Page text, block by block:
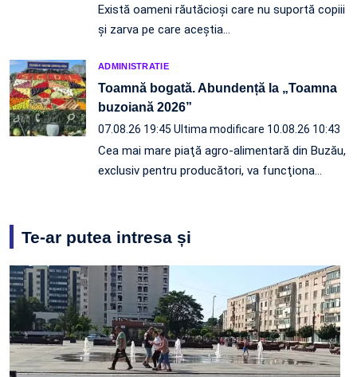
Există oameni răutăcioși care nu suportă copiii
și zarva pe care aceștia…
ADMINISTRATIE
Toamnă bogată. Abundență la „Toamna
buzoiană 2026”
07.08.26 19:45 Ultima modificare 10.08.26 10:43
Cea mai mare piaţă agro-alimentară din Buzău,
exclusiv pentru producători, va funcţiona…
Te-ar putea intresa și